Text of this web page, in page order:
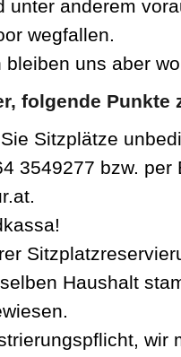
unter anderem
wegfallen.
bleiben uns aber
folgende Punkte
Sitzplätze
3549277 bzw. per
Haushalt
wir